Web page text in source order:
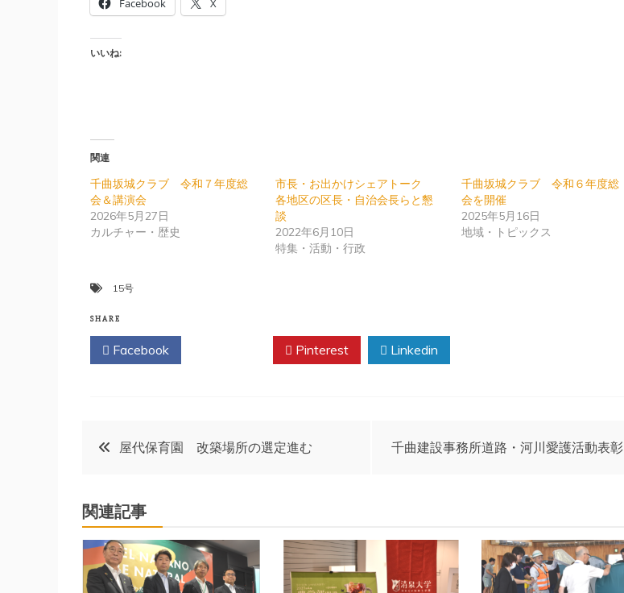
Facebook X
いいね:
関連
千曲坂城クラブ 令和７年度総
会＆講演会
2026年5月27日
カルチャー・歴史
市長・お出かけシェアトーク
各地区の区長・自治会長らと懇
談
2022年6月10日
特集・活動・行政
千曲坂城クラブ 令和６年度総
会を開催
2025年5月16日
地域・トピックス
15号
SHARE
Facebook Pinterest Linkedin
投
ナ
ビ
屋代保育園 改築場所の選定進む 千曲建設事務所道路・河川愛護活動表彰
関連記事